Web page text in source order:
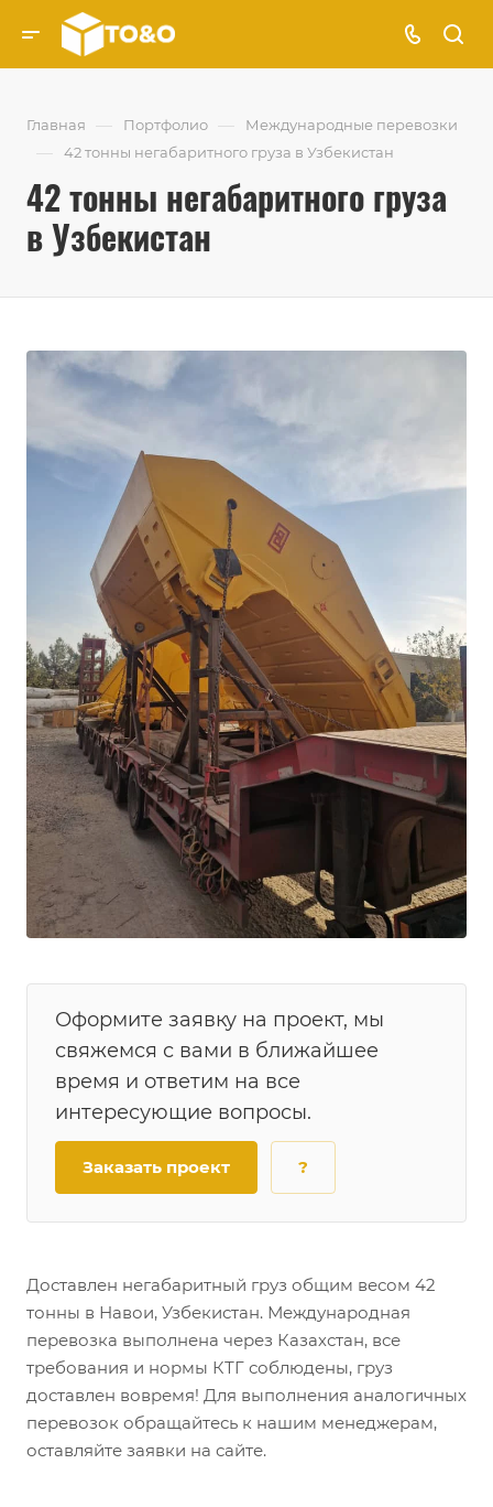
Главная — Портфолио — Международные перевозки
— 42 тонны негабаритного груза в Узбекистан
42 тонны негабаритного груза
в Узбекистан
Оформите заявку на проект, мы
свяжемся с вами в ближайшее
время и ответим на все
интересующие вопросы.
Заказать проект ?
Доставлен негабаритный груз общим весом 42
тонны в Навои, Узбекистан. Международная
перевозка выполнена через Казахстан, все
требования и нормы КТГ соблюдены, груз
доставлен вовремя! Для выполнения аналогичных
перевозок обращайтесь к нашим менеджерам,
оставляйте заявки на сайте.